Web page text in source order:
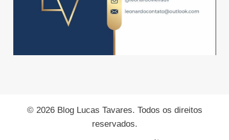
© 2026 Blog Lucas Tavares. Todos os direitos
reservados.